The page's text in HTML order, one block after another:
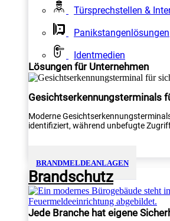
Türsprechstellen &
Panikstangenlösungen
Identmedien
Lösungen für Unternehmen
Gesichtserkennungsterminals
Moderne
identifiziert, während unbefugte
BRANDMELDEANLAGEN
Brandschutz
Jede Branche hat eigene